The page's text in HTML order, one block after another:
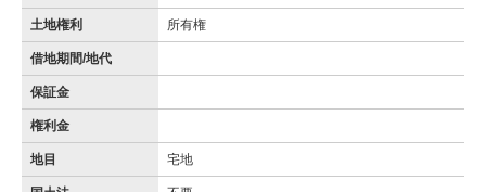
土地権利 所有権
借地期間/地代
保証金
権利金
地目 宅地